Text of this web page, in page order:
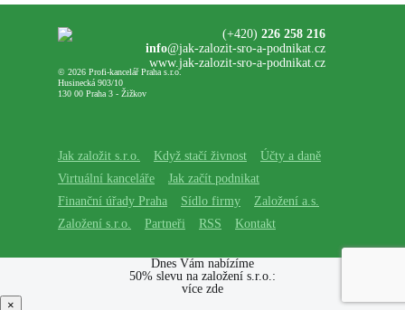
© 2026 Profi-kancelář Praha s.r.o.
Husinecká 903/10
130 00 Praha 3 - Žižkov
(+420) 226 258 216
info@jak-zalozit-sro-a-podnikat.cz
www.jak-zalozit-sro-a-podnikat.cz
Jak založit s.r.o. Když stačí živnost
Účty a daně
Virtuální kanceláře
Jak začít podnikat
Finanční úřady Praha
Sídlo firmy
Založení a.s.
Založení s.r.o.
Partneři RSS Kontakt
Dnes Vám nabízíme
50% slevu na založení s.r.o.:
více zde
×